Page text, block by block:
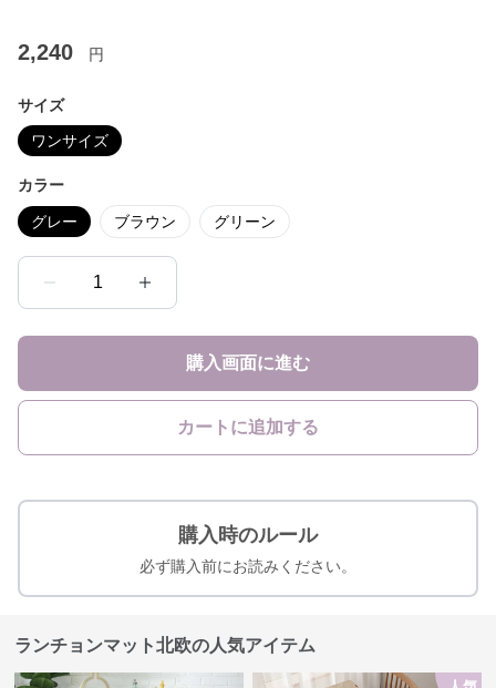
2,240 円
サイズ
ワンサイズ
カラー
グレー ブラウン グリーン
1
購入画面に進む
カートに追加する
購入時のルール
必ず購入前にお読みください。
ランチョンマット北欧の人気アイテム